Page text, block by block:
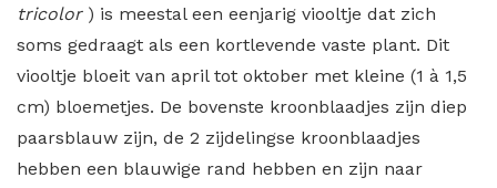
tricolor ) is meestal een eenjarig viooltje dat zich
soms gedraagt als een kortlevende vaste plant. Dit
viooltje bloeit van april tot oktober met kleine (1 à 1,5
cm) bloemetjes. De bovenste kroonblaadjes zijn diep
paarsblauw zijn, de 2 zijdelingse kroonblaadjes
hebben een blauwige rand hebben en zijn naar